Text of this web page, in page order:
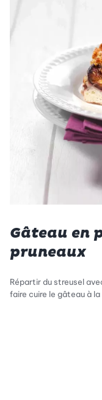
Gâteau en
pruneaux
Répartir du streusel
faire cuire le gâteau à